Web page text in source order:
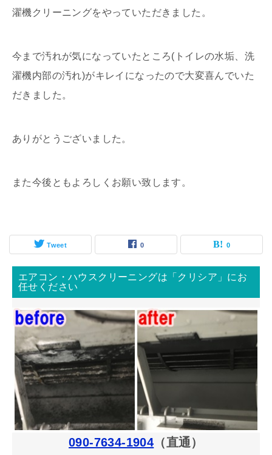
濯機クリーニングをやっていただきました。
今まで汚れが気になっていたところ(トイレの水垢、洗
濯機内部の汚れ)がキレイになったので大変喜んでいた
だきました。
ありがとうございました。
また今後ともよろしくお願い致します。
Tweet 0 0
エアコン・ハウスクリーニングは「クリシア」にお
任せください
090-7634-1904 （直通）